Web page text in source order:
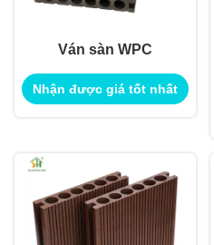
Ván sàn WPC
Nhận được giá tốt nhất